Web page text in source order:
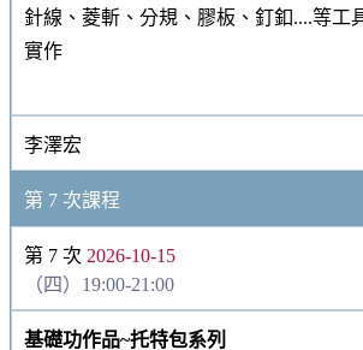
針線、菱斬、分規、膠板、釘釦....等工
實作
李澤宏
第 7 次課程
第 7 次 2026-10-15
（四）19:00-21:00
基礎功作品~托特包系列